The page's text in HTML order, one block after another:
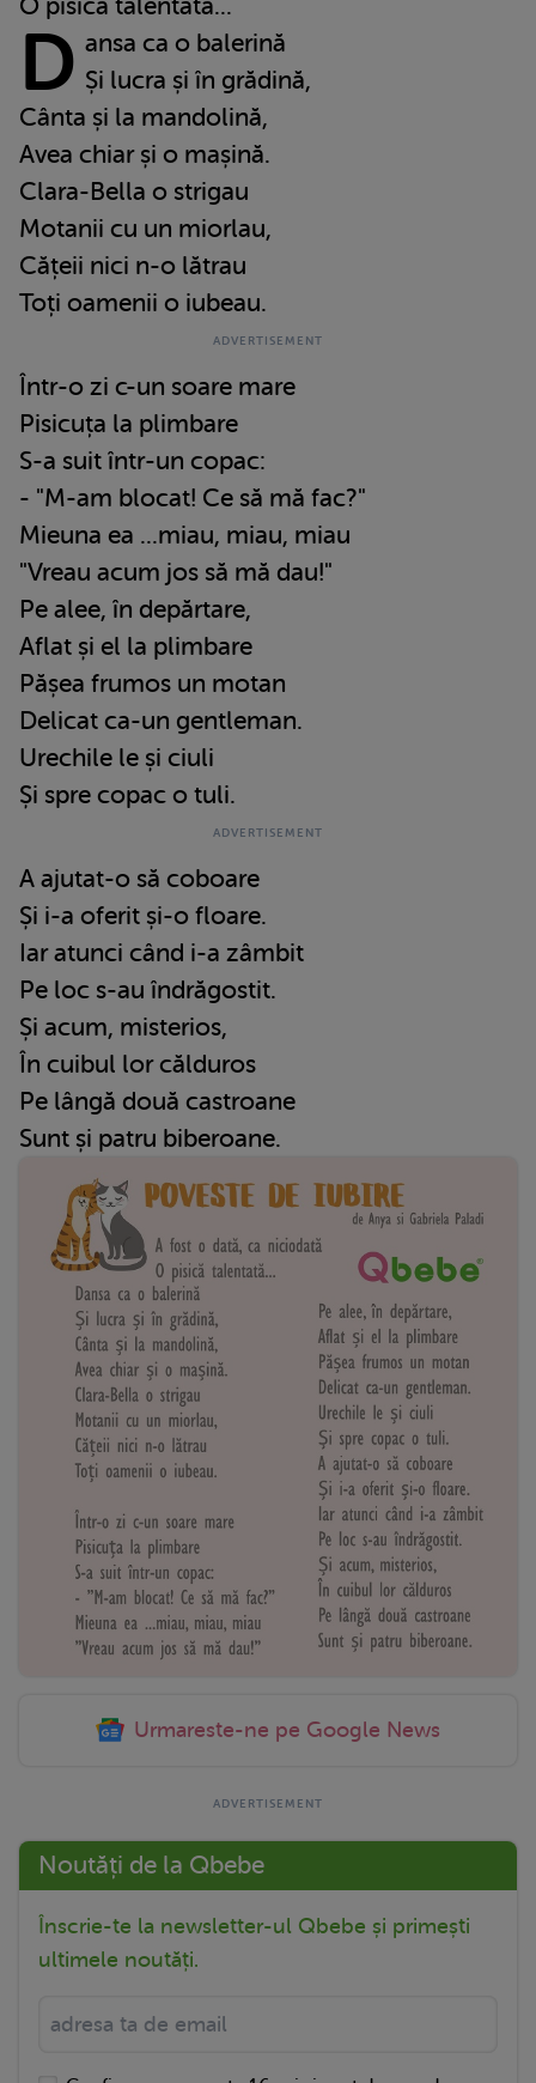
D ansa ca o balerină
Și lucra și în grădină,
Cânta și la mandolină,
Avea chiar și o mașină.
Clara-Bella o strigau
Motanii cu un miorlau,
Cățeii nici n-o lătrau
Toți oamenii o iubeau.
Într-o zi c-un soare mare
Pisicuța la plimbare
S-a suit într-un copac:
- "M-am blocat! Ce să mă fac?"
Mieuna ea ...miau, miau, miau
"Vreau acum jos să mă dau!"
Pe alee, în depărtare,
Aflat și el la plimbare
Pășea frumos un motan
Delicat ca-un gentleman.
Urechile le și ciuli
Și spre copac o tuli.
A ajutat-o să coboare
Și i-a oferit și-o floare.
Iar atunci când i-a zâmbit
Pe loc s-au îndrăgostit.
Și acum, misterios,
În cuibul lor călduros
Pe lângă două castroane
Sunt și patru biberoane.
Urmareste-ne pe Google News
Noutăți de la Qbebe
Înscrie-te la newsletter-ul Qbebe și primești
ultimele noutăți.